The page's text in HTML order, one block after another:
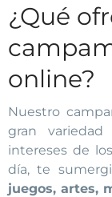
¿Qué
online?
Nuestro
gran
intereses de
día, te
juegos, artes,